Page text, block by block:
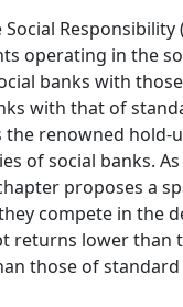
Responsibility
operating in the
banks with
with that of
renowned hold-
of social banks.
proposes a
compete in the
returns lower
those of